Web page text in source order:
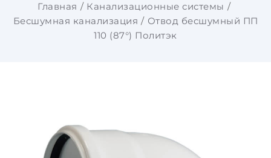
Главная
Канализационные системы
Бесшумная канализация
Отвод бесшумный ПП
110 (87°) Политэк